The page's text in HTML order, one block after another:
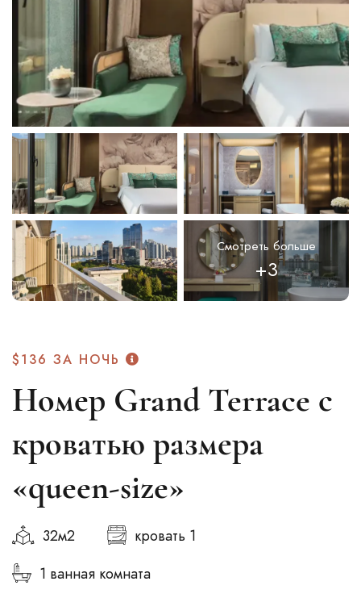
Смотреть больше
+3
$136 ЗА НОЧЬ
Номер Grand Terrace с
кроватью размера
«queen-size»
32м2
кровать 1
1 ванная комната